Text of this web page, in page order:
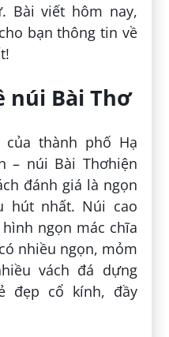
Bài viết hôm nay,
bạn thông tin về
núi Bài Thơ
thành phố Hạ
– núi Bài Thơhiện
đánh giá là ngọn
hút nhất. Núi cao
ngọn mác chĩa
nhiều ngọn, mỏm
vách đá dựng
đẹp cổ kính, đầy